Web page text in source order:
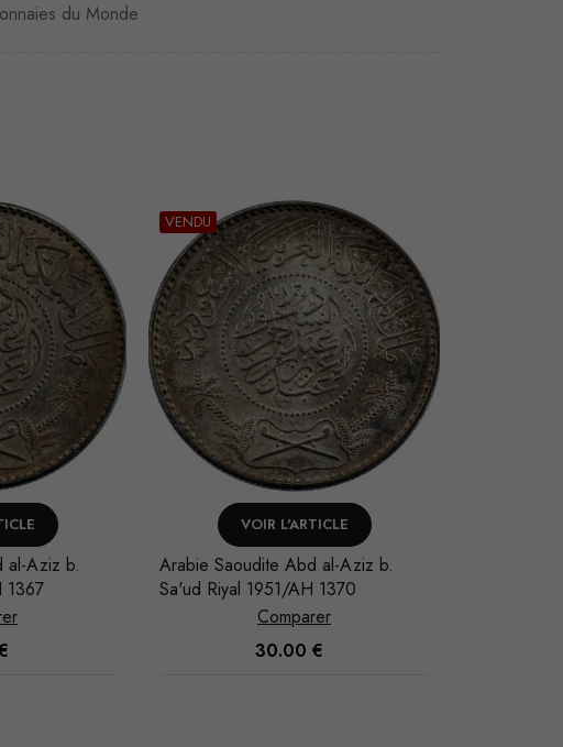
du Monde
al-Aziz b.
1367
VENDU
VOIR L'ARTICLE
Arabie Saoudite Abd al-Aziz b.
Sa'ud Riyal 1951/AH 1370
Comparer
30.00 €